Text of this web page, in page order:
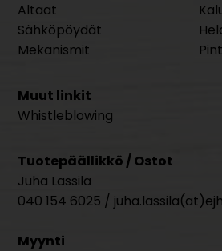
Altaat
Sähköpöydät
Mekanismit
Muut linkit
Whistleblowing
Tuotepäällikkö / Ostot
Juha Lassila
040 154 6025 /
Myynti